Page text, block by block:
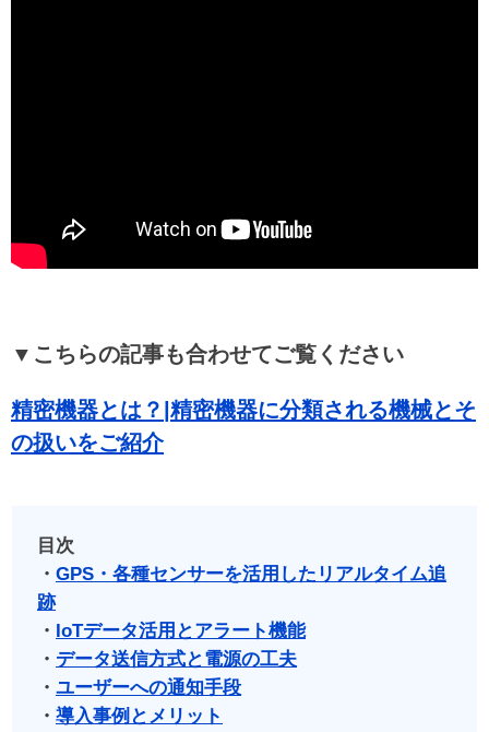
▼こちらの記事も合わせてご覧ください
精密機器とは？|精密機器に分類される機械とそ
の扱いをご紹介
目次
・ GPS・各種センサーを活用したリアルタイム追
跡
・ IoTデータ活用とアラート機能
・ データ送信方式と電源の工夫
・ ユーザーへの通知手段
・ 導入事例とメリット